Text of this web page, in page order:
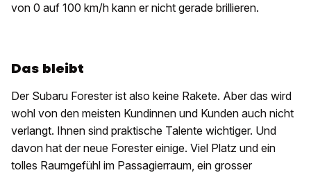
von 0 auf 100 km/h kann er nicht gerade brillieren.
Das bleibt
Der Subaru Forester ist also keine Rakete. Aber das wird
wohl von den meisten Kundinnen und Kunden auch nicht
verlangt. Ihnen sind praktische Talente wichtiger. Und
davon hat der neue Forester einige. Viel Platz und ein
tolles Raumgefühl im Passagierraum, ein grosser